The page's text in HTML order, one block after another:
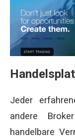
Jeder
andere
handelbare